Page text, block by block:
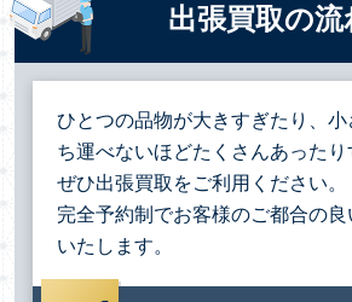
出張買取の流
ひとつの品物が大きすぎたり、
ち運べないほどたくさんあったり
ぜひ出張買取をご利用ください。
完全予約制でお客様のご都合の
いたします。